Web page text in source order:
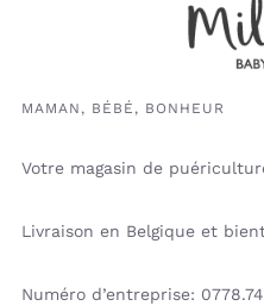
MAMAN, BÉBÉ, BONHEUR
Votre magasin de
Livraison en Belgique et
Numéro d’entreprise: